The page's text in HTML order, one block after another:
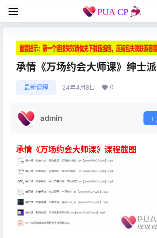
承情《万场约会大师课》绅士
最新课程 24年4月8日 0
admin
承情《万场约会大师课》课程截图